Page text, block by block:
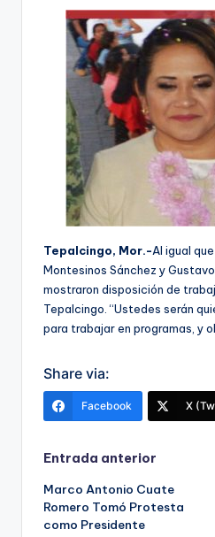
Tepalcingo, Mor.-Al igual
Montesinos Sánchez y
mostraron disposición de
Tepalcingo. “Ustedes serán
para trabajar en programas, y
Share via:
Facebook X
Navegación
de
Entrada anterior
Marco Antonio Cuate
Romero Tomó Protesta
como Presidente